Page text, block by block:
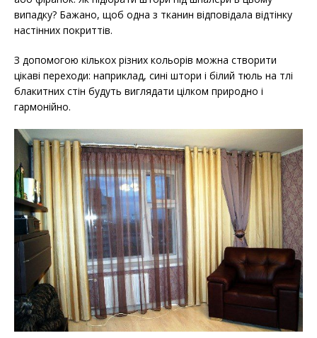
випадку? Бажано, щоб одна з тканин відповідала відтінку
настінних покриттів.
З допомогою кількох різних кольорів можна створити
цікаві переходи: наприклад, сині штори і білий тюль на тлі
блакитних стін будуть виглядати цілком природно і
гармонійно.